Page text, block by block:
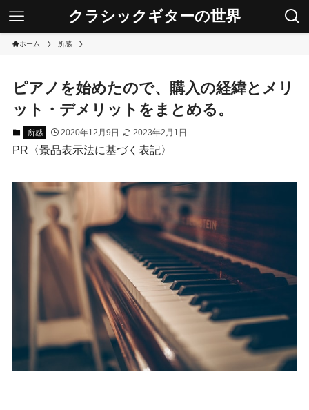
クラシックギターの世界
ホーム 所感
ピアノを始めたので、購入の経緯とメリ
ット・デメリットをまとめる。
所感 2020年12月9日 2023年2月1日
PR〈景品表示法に基づく表記〉